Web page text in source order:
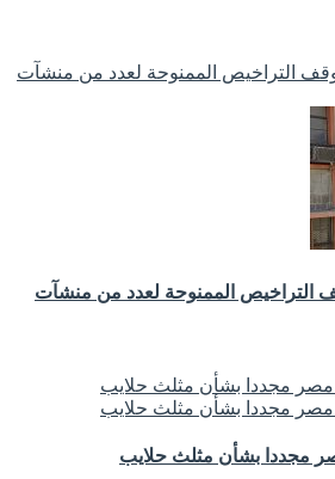
التراخيص الممنوحة لعدد من منشآت
مجددا بشأن مثلث حلايب